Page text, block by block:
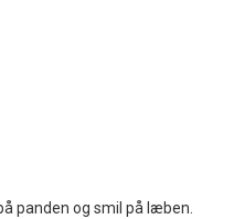
panden og smil på læben.